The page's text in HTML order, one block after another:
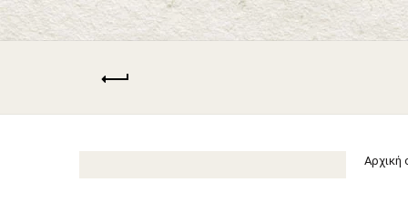
Αρχική